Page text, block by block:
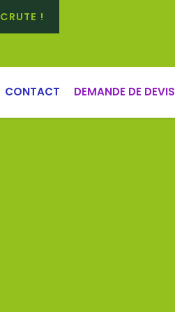
!
CONTACT DEMANDE DE DEVIS